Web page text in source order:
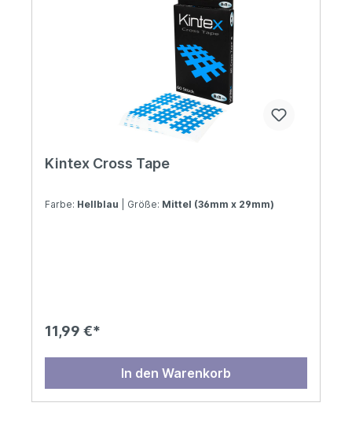
Kintex Cross Tape
Farbe: Hellblau | Größe: Mittel (36mm x 29mm)
11,99 €*
In den Warenkorb